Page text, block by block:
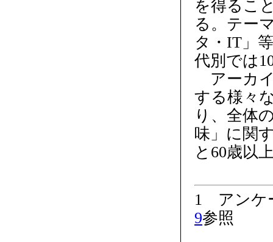
を得るこ
る。テー
タ・IT」
代別では
アーカ
する様々
り、全体
味」に関
と60歳以
1 アンケ
9参照